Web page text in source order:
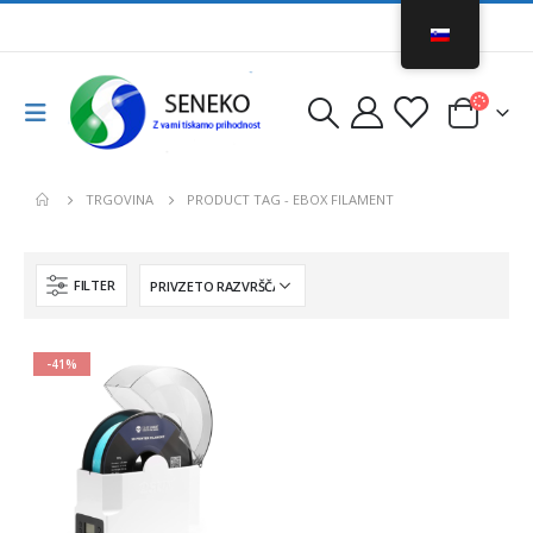
TRGOVINA PRODUCT TAG - EBOX FILAMENT
FILTER
-41%